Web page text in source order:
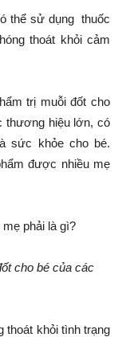
thể sử dụng thuốc
thoát khỏi cảm
trị muỗi đốt cho
thương hiệu lớn, có
sức khỏe cho bé.
được nhiều mẹ
cho bé của các
thoát khỏi tình trạng